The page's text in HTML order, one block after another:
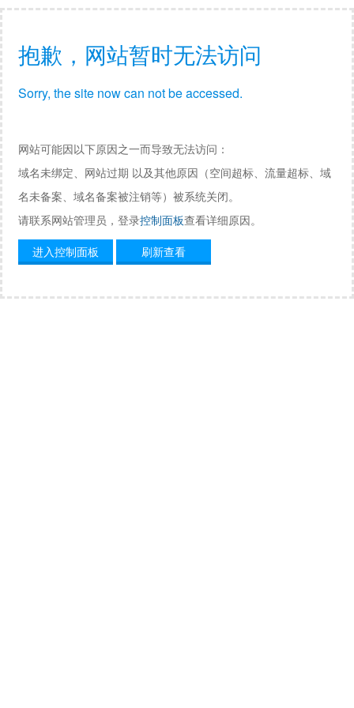
抱歉，网站暂时无法访问
Sorry, the site now can not be accessed.
网站可能因以下原因之一而导致无法访问：
域名未绑定、网站过期 以及其他原因（空间超标、流量超标、域
名未备案、域名备案被注销等）被系统关闭。
请联系网站管理员，登录控制面板查看详细原因。
进入控制面板
刷新查看